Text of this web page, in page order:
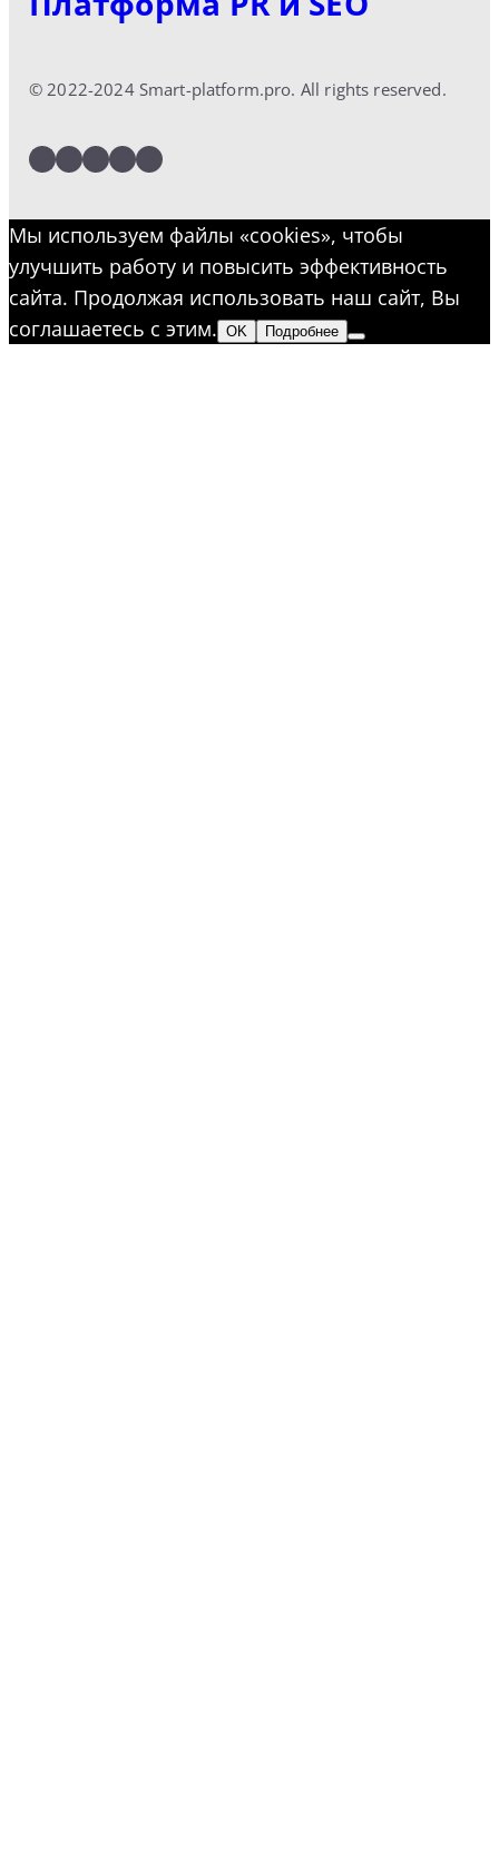
© 2022-2024 Smart-platform.pro. All rights reserved.
LinkedIn
Facebook
Twitter
Instagram
YouTube
Мы используем файлы «cookies», чтобы
улучшить работу и повысить эффективность
сайта. Продолжая использовать наш сайт, Вы
соглашаетесь с этим. OK Подробнее